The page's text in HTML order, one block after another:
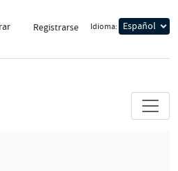
Registrarse Idioma: